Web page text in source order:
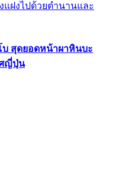
ฝงไปด้วยตำนานและ
บ สุดยอดหน้าผาหินบะ
ญี่ปุ่น